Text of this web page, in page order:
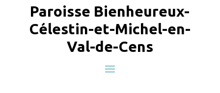
Paroisse Bienheureux-
Célestin-et-Michel-en-
Val-de-Cens